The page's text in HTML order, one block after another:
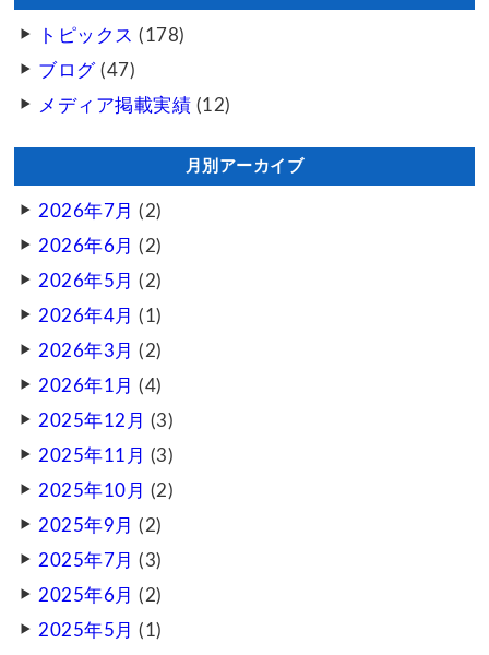
トピックス (178)
ブログ(47)
メディア掲載実績 (12)
月別アーカイブ
2026年7月 (2)
2026年6月 (2)
2026年5月 (2)
2026年4月 (1)
2026年3月 (2)
2026年1月 (4)
2025年12月 (3)
2025年11月 (3)
2025年10月 (2)
2025年9月 (2)
2025年7月 (3)
2025年6月 (2)
2025年5月 (1)